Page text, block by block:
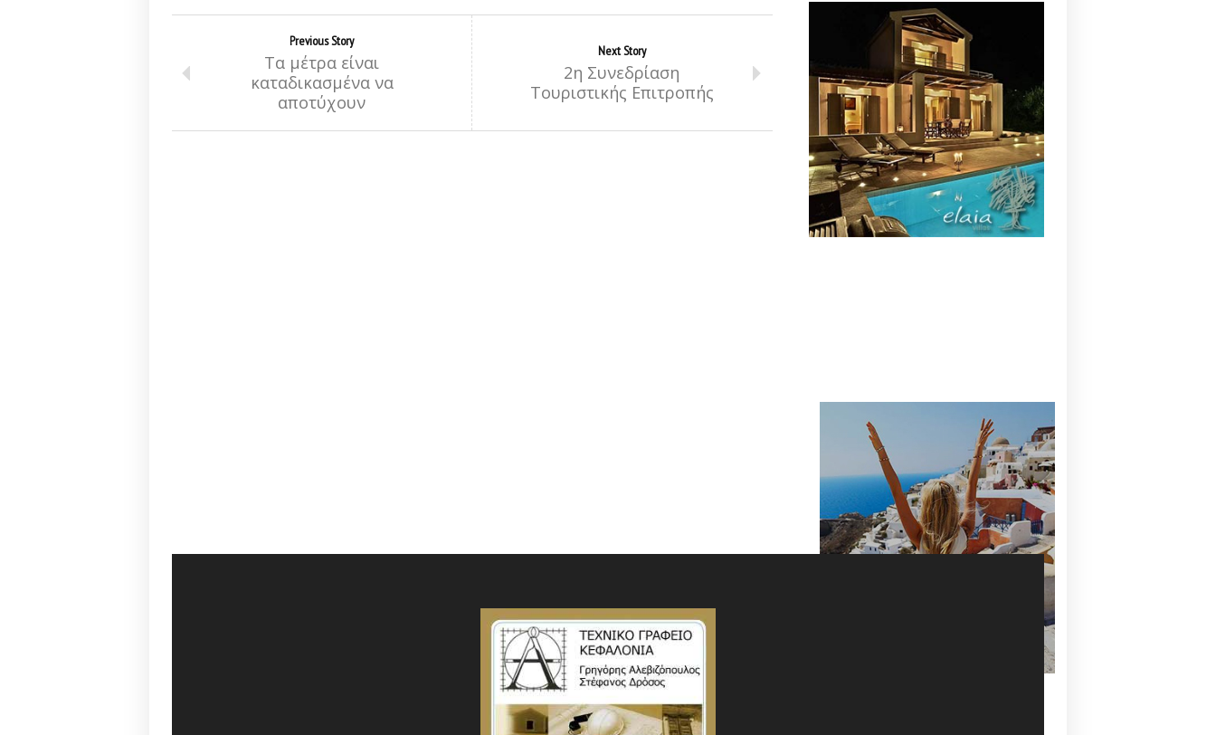
Previous Story
Τα μέτρα είναι
καταδικασμένα να
αποτύχουν
Next Story
2η Συνεδρίαση
Τουριστικής Επιτροπής